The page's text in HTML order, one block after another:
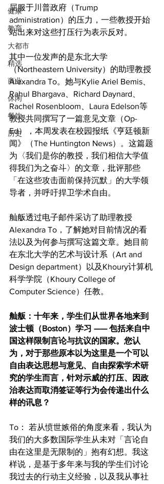
健康
教育
大都市
精选
商业
休闲
餐饮
历史
屈服于川普政府（Trump
administration）的压力，一些教授开始
站出来对这些打压行为表示反对。
其中一位发声的是东北大学
（Northeastern University）的助理教授
Alexandra To。她与Kylie Ariel Bemis、
Rahul Bhargava、Richard Daynard、
Rachel Rosenbloom、Laura Edelson等
教授共同撰写了一篇意见文章（Op-
Ed），本周发表在校园报纸《亨廷顿新
闻》（The Huntington News）。这篇题
为〈我们是你的教授，我们相信大学值
得我们为之奋斗〉的文章，批评那些
「在这些攻击面前保持沉默」的大学领
导者，并呼吁捍卫学术自由。
舢舨透过电子邮件采访了助理教授
Alexandra To，了解她对目前情况的看
法以及为何参与撰写这篇文章。她目前
在东北大学的艺术与设计系（Art and
Design department）以及Khoury计算机
科学学院（Khoury College of
Computer Science）任教。
舢舨：十年来，学生们从世界各地来到
波士顿（Boston）学习 —— 包括来自中
国这样限制言论与抗议的国家。您认
为，对于那些原本以为这里是一个可以
自由表达思想与意见、自由探索学术研
究的学生而言，针对示威的打压、因政
治表达而取消签证等行为会传递出什么
样的讯息？
To： 若从愤世嫉俗的角度来看，我认为
我们的大多数国际学生从未对「言论自
由在这里是无限制的」抱有幻想。我这
样说，是基于多年来与我的学生们讨论
我过去的行动主义经验，以及我从事社